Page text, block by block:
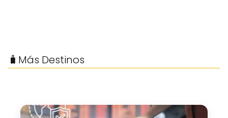
🧳Más Destinos